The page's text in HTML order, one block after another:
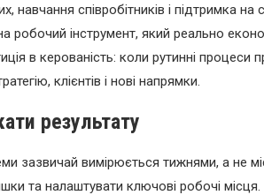
співробітників і підтримка на
інструмент, який реально
в керованість: коли рутинні процеси
клієнтів і нові напрямки.
результату
зазвичай вимірюється тижнями, а не
та налаштувати ключові робочі місця.